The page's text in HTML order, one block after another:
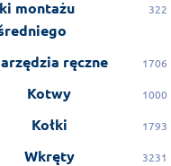
montażu
322
ręczne 1706
Kotwy 1000
Kołki 1793
Wkręty 3231